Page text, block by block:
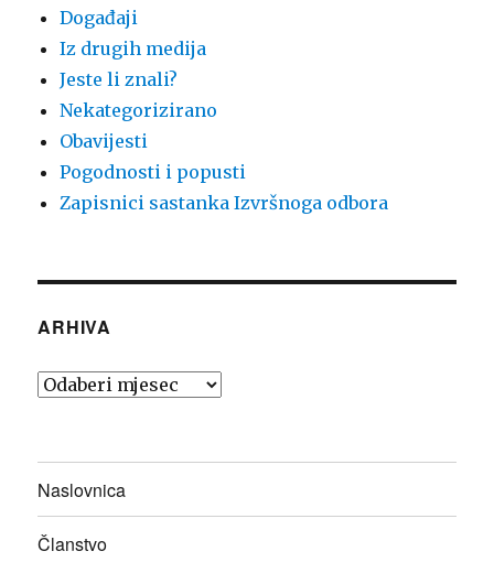
Događaji
Iz drugih medija
Jeste li znali?
Nekategorizirano
Obavijesti
Pogodnosti i popusti
Zapisnici sastanka Izvršnoga odbora
ARHIVA
Arhiva
Naslovnica
Članstvo